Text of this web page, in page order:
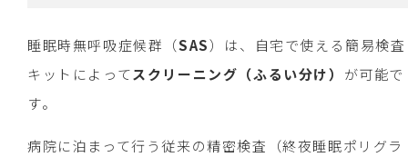
睡眠時無呼吸症候群（SAS）は、自宅で使える簡易検査
キットによってスクリーニング（ふるい分け） が可能で
す。
病院に泊まって行う従来の精密検査（終夜睡眠ポリグラ